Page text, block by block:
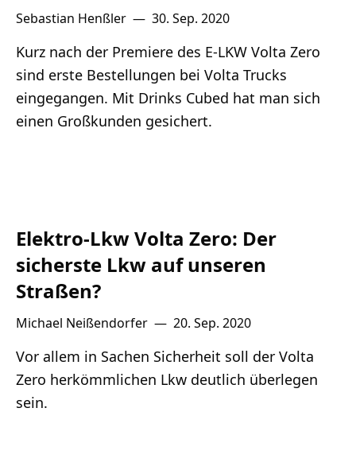
Sebastian Henßler — 30. Sep. 2020
Kurz nach der Premiere des E-LKW Volta Zero
sind erste Bestellungen bei Volta Trucks
eingegangen. Mit Drinks Cubed hat man sich
einen Großkunden gesichert.
Elektro-Lkw Volta Zero: Der
sicherste Lkw auf unseren
Straßen?
Michael Neißendorfer — 20. Sep. 2020
Vor allem in Sachen Sicherheit soll der Volta
Zero herkömmlichen Lkw deutlich überlegen
sein.